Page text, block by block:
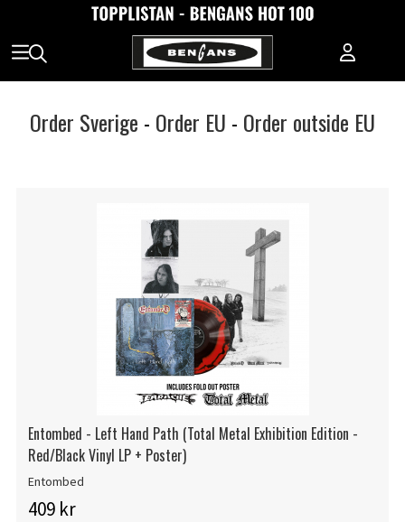
Order Sverige - Order EU - Order outside EU
Entombed - Left Hand Path (Total Metal Exhibition Edition -
Red/Black Vinyl LP + Poster)
Entombed
409 kr